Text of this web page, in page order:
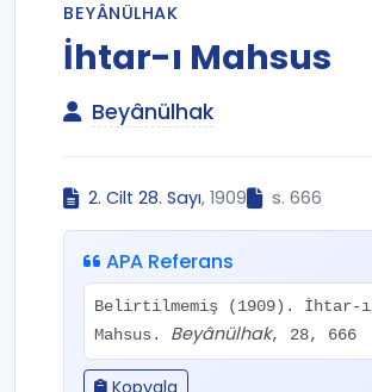
BEYÂNÜLHAK
İhtar-ı Mahsus
Beyânülhak
2. Cilt 28. Sayı, 1909 s. 666
APA Referans
Belirtilmemiş (1909). İhtar-ı
Mahsus. Beyânülhak, 28, 666
Kopyala